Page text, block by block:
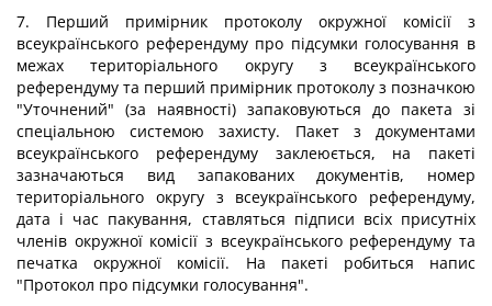
7. Перший примірник протоколу окружної комісії з
всеукраїнського референдуму про підсумки голосування в
межах територіального округу з всеукраїнського
референдуму та перший примірник протоколу з позначкою
"Уточнений" (за наявності) запаковуються до пакета зі
спеціальною системою захисту. Пакет з документами
всеукраїнського референдуму заклеюється, на пакеті
зазначаються вид запакованих документів, номер
територіального округу з всеукраїнського референдуму,
дата і час пакування, ставляться підписи всіх присутніх
членів окружної комісії з всеукраїнського референдуму та
печатка окружної комісії. На пакеті робиться напис
"Протокол про підсумки голосування".